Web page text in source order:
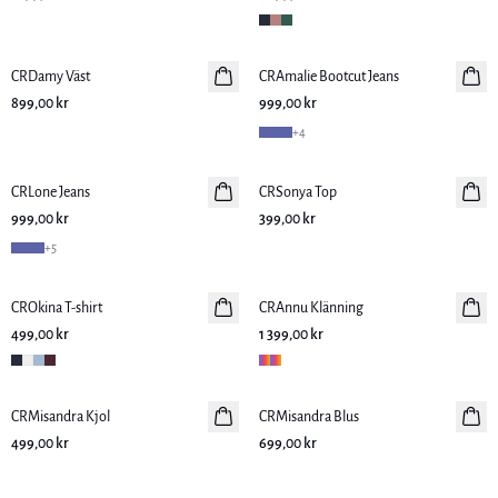
Nyhet
CRDamy Väst
899,00 kr
Nyhet
CRAmalie Bootcut Jeans
999,00 kr
+4
Nyhet
CRLone Jeans
999,00 kr
+5
Nyhet
CRSonya Top
399,00 kr
Nyhet
CROkina T-shirt
499,00 kr
Nyhet
CRAnnu Klänning
1 399,00 kr
Nyhet
CRMisandra Kjol
499,00 kr
Nyhet
CRMisandra Blus
699,00 kr